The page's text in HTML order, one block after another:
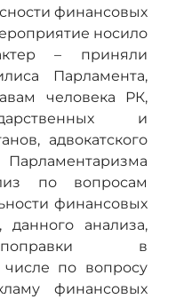
финансовых
носило
– приняли
Парламента,
человека РК,
и
адвокатского
Парламентаризма
по вопросам
финансовых
анализа,
поправки в
числе по вопросу
финансовых